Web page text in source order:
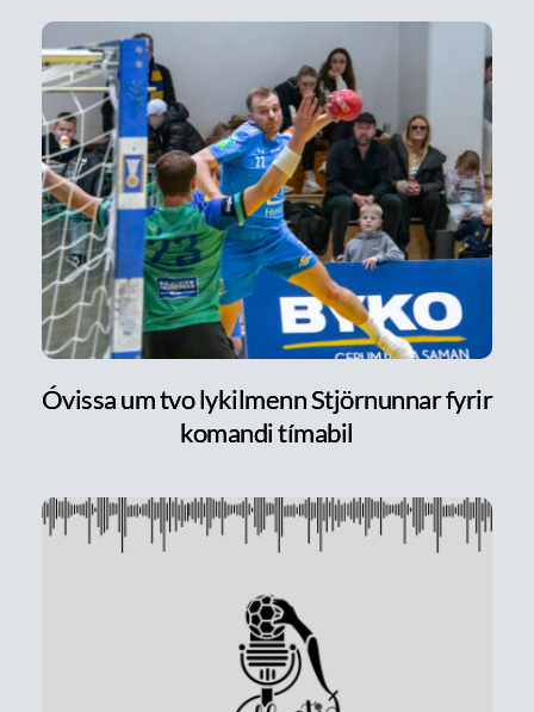
Óvissa um tvo lykilmenn Stjörnunnar fyrir
komandi tímabil